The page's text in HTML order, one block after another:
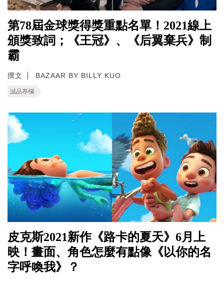
第78屆金球獎得獎重點名單！2021線上
頒獎致詞；《王冠》、《后翼棄兵》制
霸
撰文 BAZAAR BY BILLY KUO
誠品專欄
皮克斯2021新作《路卡的夏天》6月上
映！畫面、角色怎麼有點像《以你的名
字呼喚我》？